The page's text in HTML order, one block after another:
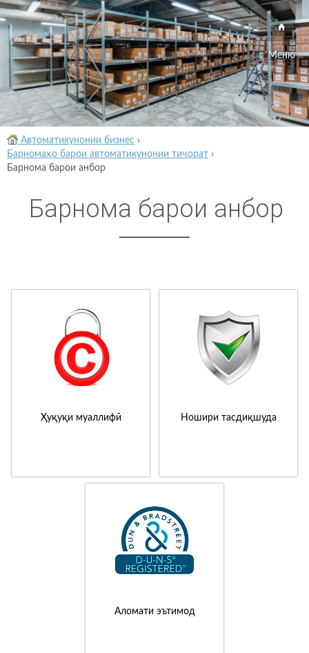
Меню
Автоматикунонии бизнес ›
Барномаҳо барои автоматикунонии тиҷорат ›
Барнома барои анбор
Барнома барои анбор
Ҳуқуқи муаллифӣ Ношири тасдиқшуда
Аломати эътимод